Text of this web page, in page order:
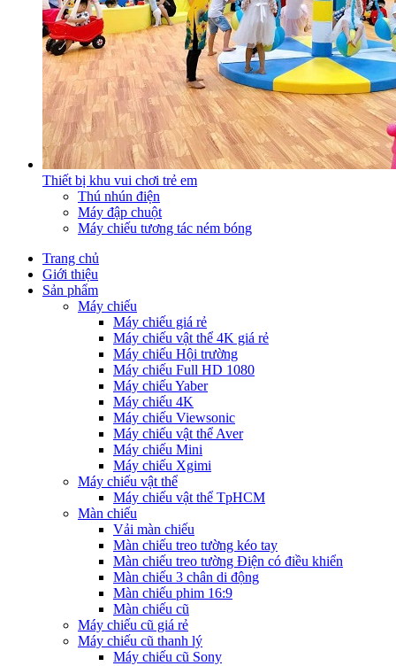
Thiết bị khu vui chơi trẻ em
Thú nhún điện
Máy đập chuột
Máy chiếu tương tác ném bóng
Trang chủ
Giới thiệu
Sản phẩm
Máy chiếu
Máy chiếu giá rẻ
Máy chiếu vật thể 4K giá rẻ
Máy chiếu Hội trường
Máy chiếu Full HD 1080
Máy chiếu Yaber
Máy chiếu 4K
Máy chiếu Viewsonic
Máy chiếu vật thể Aver
Máy chiếu Mini
Máy chiếu Xgimi
Máy chiếu vật thể
Máy chiếu vật thể TpHCM
Màn chiếu
Vải màn chiếu
Màn chiếu treo tường kéo tay
Màn chiếu treo tường Điện có điều khiển
Màn chiếu 3 chân di động
Màn chiếu phim 16:9
Màn chiếu cũ
Máy chiếu cũ giá rẻ
Máy chiếu cũ thanh lý
Máy chiếu cũ Sony